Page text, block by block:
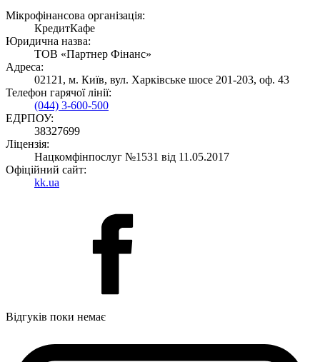
Мікрофінансова організація:
КредитКафе
Юридична назва:
ТОВ «Партнер Фінанс»
Адреса:
02121, м. Київ, вул. Харківське шосе 201-203, оф. 43
Телефон гарячої лінії:
(044) 3-600-500
ЕДРПОУ:
38327699
Ліцензія:
Нацкомфінпослуг №1531 від 11.05.2017
Офіційний сайт:
kk.ua
Відгуків поки немає